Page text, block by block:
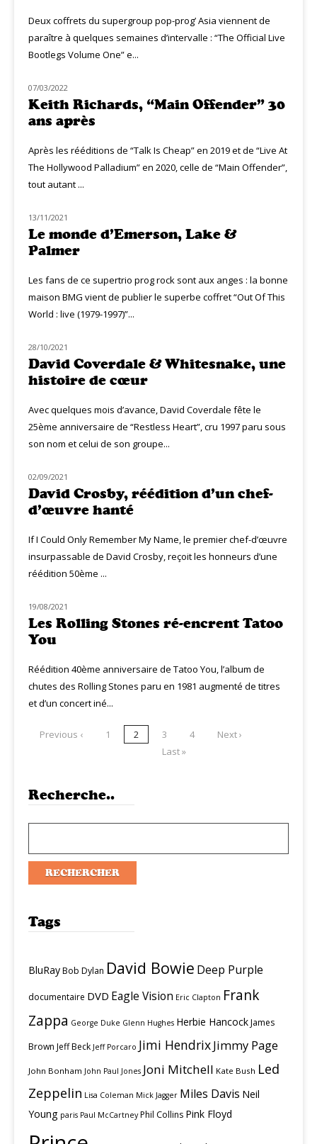
Deux coffrets du supergroup pop-prog’ Asia viennent de
paraître à quelques semaines d’intervalle : “The Official Live
Bootlegs Volume One” e...
CLASSIQ ROCK
07/03/2022
Keith Richards, “Main Offender” 30
ans après
Après les rééditions de “Talk Is Cheap” en 2019 et de “Live At
The Hollywood Palladium” en 2020, celle de “Main Offender”,
tout autant ...
NOUVEAUTÉS
13/11/2021
Le monde d’Emerson, Lake &
Palmer
Les fans de ce supertrio prog rock sont aux anges : la bonne
maison BMG vient de publier le superbe coffret “Out Of This
World : live (1979-1997)”...
CLASSIQ ROCK
28/10/2021
David Coverdale & Whitesnake, une
histoire de cœur
Avec quelques mois d’avance, David Coverdale fête le
25ème anniversaire de “Restless Heart”, cru 1997 paru sous
son nom et celui de son groupe...
NOUVEAUTÉS
02/09/2021
David Crosby, réédition d’un chef-
d’œuvre hanté
If I Could Only Remember My Name, le premier chef-d’œuvre
insurpassable de David Crosby, reçoit les honneurs d’une
réédition 50ème ...
CLASSIQ ROCK
19/08/2021
Les Rolling Stones ré-encrent Tatoo
You
Réédition 40ème anniversaire de Tatoo You, l’album de
chutes des Rolling Stones paru en 1981 augmenté de titres
et d’un concert iné...
Previous ‹ 1 2 3 4
Next ›
Last »
Recherche..
Tags
BluRayBob Dylan David Bowie Deep Purple
documentaire DVD Eagle Vision Eric Clapton Frank
Zappa George Duke Glenn Hughes Herbie HancockJames
Brown Jeff Beck Jeff Porcaro Jimi HendrixJimmy Page
John Bonham John Paul Jones Joni Mitchell Kate Bush Led
Zeppelin Lisa Coleman Mick Jagger Miles Davis Neil
Young paris Paul McCartney Phil Collins Pink Floyd